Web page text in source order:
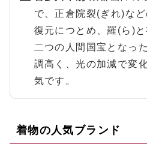
で、正倉院裂(ぎれ)な
復元につとめ、羅(ら)
二つの人間国宝となっ
調高く、光の加減で変
気です。
着物の人気ブランド